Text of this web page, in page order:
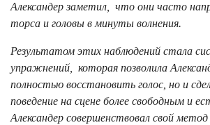
Александер заметил, что они часто
торса и головы в минуты волнения.
Результатом этих наблюдений стала
упражнений, которая позволила
полностью восстановить голос, но и
поведение на сцене более свободным и
Александер совершенствовал свой метод